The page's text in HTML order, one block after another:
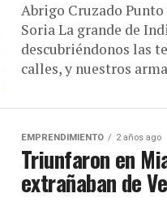
Abrigo Cruzado
Soria La grande de
descubriéndonos las
calles, y nuestros
EMPRENDIMIENTO 2 años ago
Triunfaron en
extrañaban de